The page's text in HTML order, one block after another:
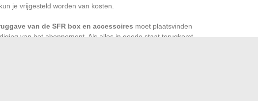
je vrijgesteld worden van kosten.
van de SFR box en accessoires moet plaatsvinden
van het abonnement. Als alles in goede staat terugkomt,